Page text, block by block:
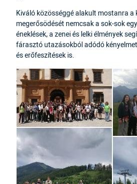
Kiváló közösséggé alakult mostanra a
megerősödését nemcsak a sok-sok
éneklések, a zenei és lelki élmények
fárasztó utazásokból adódó
és erőfeszítések is.